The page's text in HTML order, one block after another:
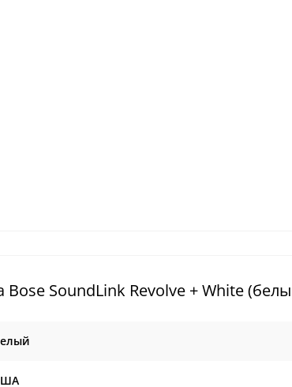
SoundLink Revolve + White